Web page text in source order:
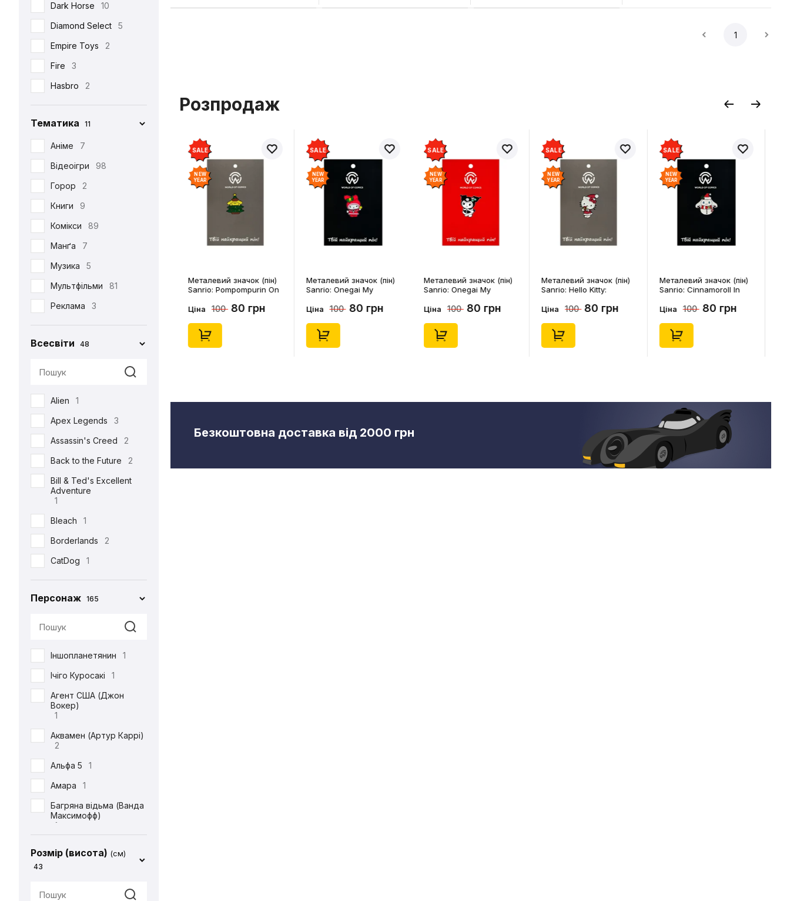
Dark Horse
10
Diamond Select
5
Empire Toys
2
Fire
3
Hasbro
2
Hot Toys 93
Iron Studios
Jason Freeny
Medicom Toy
Mezco
1
Mictoys
Mighty Jaxx
NECA
12
One Toys
Play Arts KAI
73
Pop Toys
1
Present Toys 1
S.H.Figuarts
Toys Era
Weta Workshop
Тематика 11
Аніме
7
Відеоігри
98
Горор
2
Книги
9
Комікси
89
Манґа
7
Музика
5
Мультфільми
81
Реклама
3
Серіали
39
Фільми
125
Всесвіти 48
Alien
1
Apex Legends
3
Assassin's Creed
2
Back to the Future
2
Bill & Ted's Excellent
Adventure
1
Bleach
1
Borderlands
2
CatDog
1
Charlie and the
1
5
Defenders of the Earth
Diablo
1
ET
1
Final Fantasy
Friday the 13th
Garfield
1
Gears Of War
God of War
2
Harry Potter
4
Персонаж 165
Іншопланетянин
1
Ічіго Куросакі
1
Агент США (Джон
Вокер)
1
Аквамен (Артур Каррі)
2
Альфа 5
1
Амара
1
Багряна відьма (Ванда
Максимофф)
1
Ґордон)
Розмір (висота) (см)
43
1
Розпродаж
SALE
NEW
YEAR
Металевий значок (пін)
Sanrio: Pompompurin On
Ціна 100 80 грн
SALE
NEW
YEAR
Металевий значок (пін)
Sanrio: Onegai My
Melody, (14543)
Ціна 100 80 грн
SALE
NEW
YEAR
Металевий значок (пін)
Sanrio: Onegai My
Kuromi, (14546)
Ціна 100 80 грн
SALE
NEW
YEAR
Металевий значок (пін)
Sanrio: Hello Kitty:
(14542)
Ціна 100 80 грн
SALE
NEW
YEAR
Металевий значок (пін)
Sanrio: Cinnamoroll In
(14544)
Ціна 100 80 грн
Безкоштовна доставка від 2000 грн